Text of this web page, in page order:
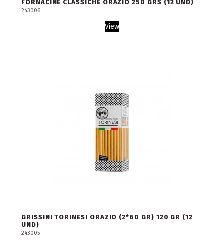
FORNACINE CLASSICHE ORAZIO 250 GRS (12 UND)
243006
View
GRISSINI TORINESI ORAZIO (2*60 GR) 120 GR (12
UND)
243005